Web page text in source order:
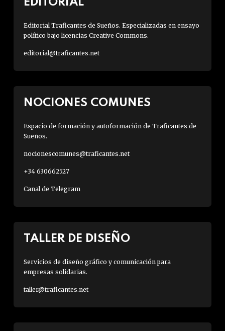
Editorial Traficantes de Sueños. Especializadas en ensayo
político bajo licencias Creative Commons.
editorial@traficantes.net
NOCIONES COMUNES
Espacio de formación y autoformación de Traficantes de
Sueños.
nocionescomunes@traficantes.net
+34 630662527
Canal de Telegram
TALLER DE DISEÑO
Servicios de diseño gráfico y comunicación para
empresas solidarias.
taller@traficantes.net